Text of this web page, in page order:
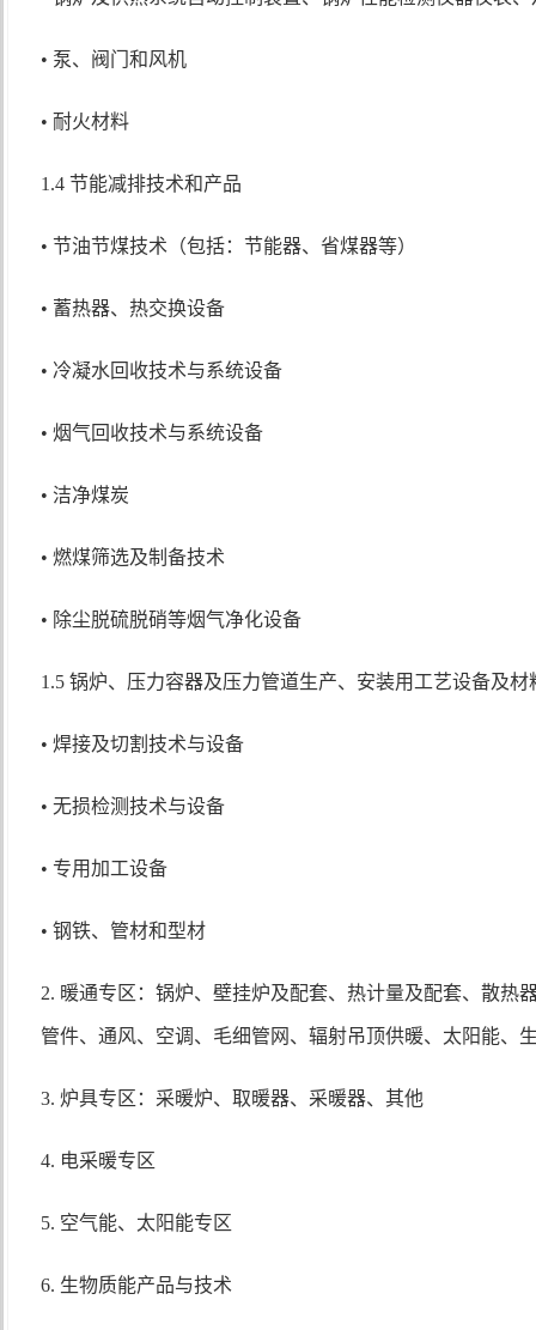
• 泵、阀门和风机
• 耐火材料
1.4 节能减排技术和产品
• 节油节煤技术（包括：节能器、省煤器等）
• 蓄热器、热交换设备
• 冷凝水回收技术与系统设备
• 烟气回收技术与系统设备
• 洁净煤炭
• 燃煤筛选及制备技术
• 除尘脱硫脱硝等烟气净化设备
1.5 锅炉、压力容器及压力管道生产、安装用工艺设备及材
• 焊接及切割技术与设备
• 无损检测技术与设备
• 专用加工设备
• 钢铁、管材和型材
2. 暖通专区：锅炉、壁挂炉及配套、热计量及配套、散热
管件、通风、空调、毛细管网、辐射吊顶供暖、太阳能、
3. 炉具专区：采暖炉、取暖器、采暖器、其他
4. 电采暖专区
5. 空气能、太阳能专区
6. 生物质能产品与技术